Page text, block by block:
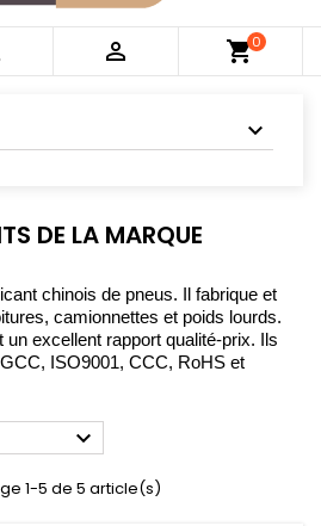
 shopping_cart0
DE LA MARQUE
chinois de pneus. Il fabrique et
camionnettes et poids lourds.
un excellent rapport qualité-prix. Ils
ISO9001, CCC, RoHS et

1-5 de 5 article(s)